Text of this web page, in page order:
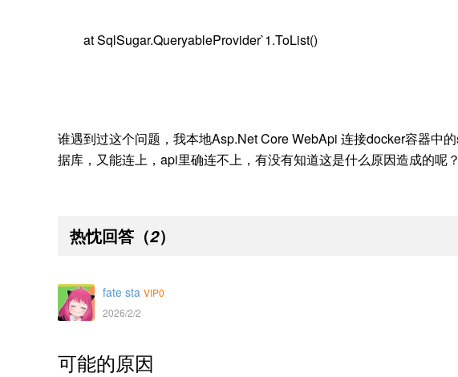
at SqlSugar.QueryableProvider`1.ToList()
谁遇到过这个问题，我本地Asp.Net Core WebApi 连接docker容器中
据库，又能连上，api里确连不上，有没有知道这是什么原因造成的呢？
热忱回答 （2）
fate sta VIP0
2026/2/2
可能的原因